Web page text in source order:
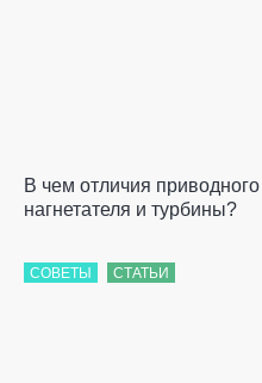
В чем отличия
нагнетателя и турбины?
СОВЕТЫ СТАТЬИ